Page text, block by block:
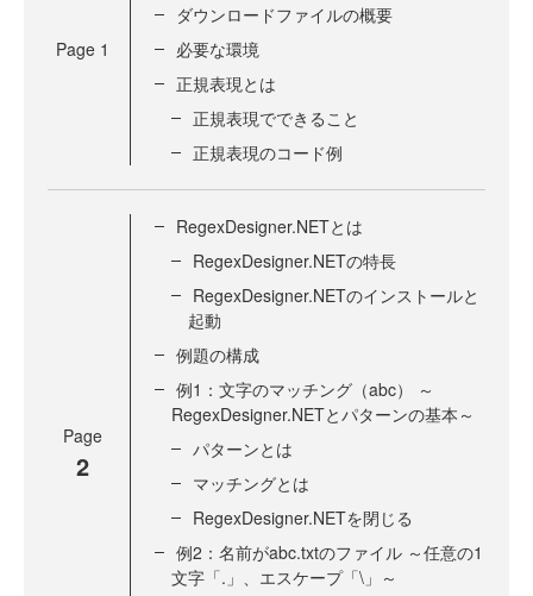
Page 1
ダウンロードファイルの概要
必要な環境
正規表現とは
正規表現でできること
正規表現のコード例
Page
2
RegexDesigner.NETとは
RegexDesigner.NETの特長
RegexDesigner.NETのインストールと
起動
例題の構成
例1：文字のマッチング（abc） ～
RegexDesigner.NETとパターンの基本～
パターンとは
マッチングとは
RegexDesigner.NETを閉じる
例2：名前がabc.txtのファイル ～任意の1
文字「.」、エスケープ「\」～